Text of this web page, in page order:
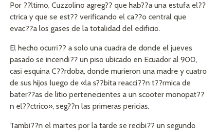
Por ??ltimo, Cuzzolino agreg?? que hab??a una estufa el??
ctrica y que se est?? verificando el ca??o central que
evac??a los gases de la totalidad del edificio.
El hecho ocurri?? a solo una cuadra de donde el jueves
pasado se incendi?? un piso ubicado en Ecuador al 900,
casi esquina C??rdoba, donde murieron una madre y cuatro
de sus hijos luego de «la s??bita reacci??n t??rmica de
bater??as de litio pertenecientes a un scooter monopat??
n el??ctrico», seg??n las primeras pericias.
Tambi??n el martes por la tarde se recibi?? un segundo